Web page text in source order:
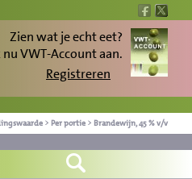
Zien wat je echt eet?
VWT-Account aan.
Registreren
> Per portie > Brandewijn, 45 % v/v